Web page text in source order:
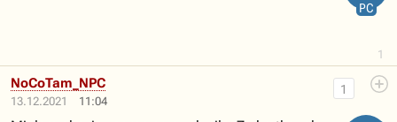
1
PC
13.12.2021 11:04
1
NoCoTam_NPC